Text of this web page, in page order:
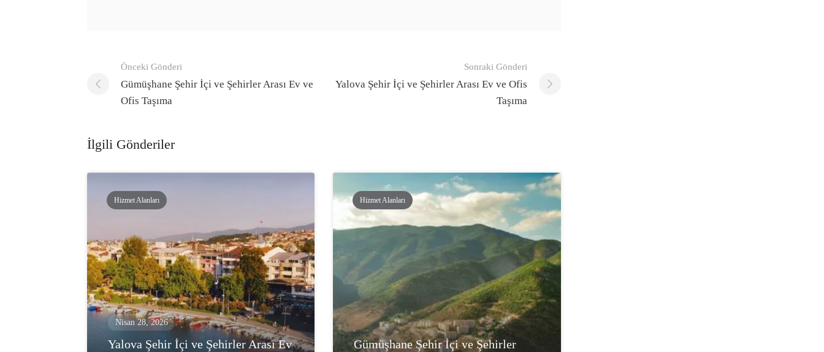
Gönderi
navigasyonu
Önceki Gönderi
Gümüşhane Şehir İçi ve Şehirler Arası Ev ve
Ofis Taşıma
Sonraki Gönderi
Yalova Şehir İçi ve Şehirler Arası Ev ve Ofis
Taşıma
İlgili Gönderiler
Hizmet Alanları
Nisan 28, 2026
Yalova Şehir İçi ve Şehirler Arası Ev
Hizmet Alanları
Gümüşhane Şehir İçi ve Şehirler